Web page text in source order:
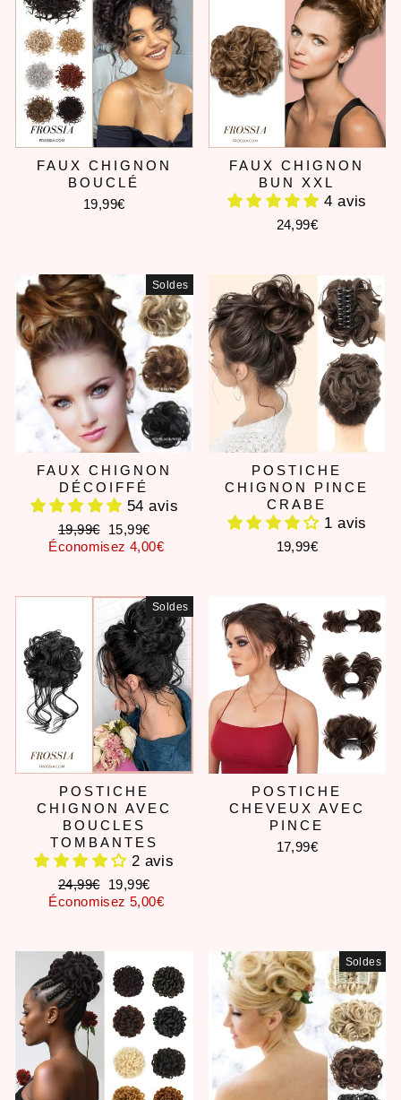
FAUX CHIGNON
BOUCLÉ
19,99€
FAUX CHIGNON
BUN XXL
4 avis
24,99€
Soldes
FAUX CHIGNON
DÉCOIFFÉ
54 avis
Prix
régulier
19,99€
Prix
réduit
15,99€
Économisez 4,00€
POSTICHE
CHIGNON PINCE
CRABE
1 avis
19,99€
Soldes
POSTICHE
CHIGNON AVEC
BOUCLES
TOMBANTES
2 avis
Prix
régulier
24,99€
Prix
réduit
19,99€
Économisez 5,00€
POSTICHE
CHEVEUX AVEC
PINCE
17,99€
Soldes